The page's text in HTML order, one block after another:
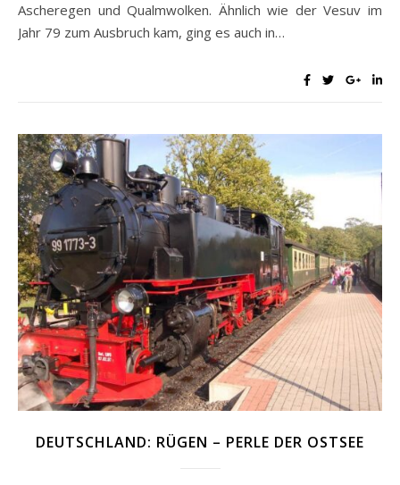
Ascheregen und Qualmwolken. Ähnlich wie der Vesuv im
Jahr 79 zum Ausbruch kam, ging es auch in…
DEUTSCHLAND: RÜGEN – PERLE DER OSTSEE